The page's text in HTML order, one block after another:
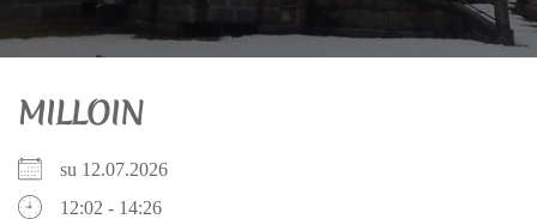
MILLOIN
su 12.07.2026
12:02 - 14:26